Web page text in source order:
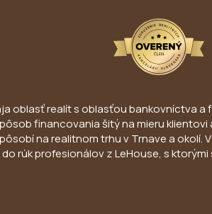
oblasť realít s oblasťou bankovníctva
financovania šitý na mieru
na realitnom trhu v Trnave a okolí.
rúk profesionálov z LeHouse, s